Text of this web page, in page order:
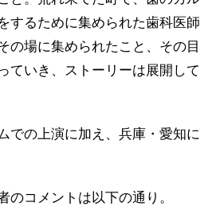
するために集められた歯科医師
の場に集められたこと、その目
ていき、ストーリーは展開して
での上演に加え、兵庫・愛知に
のコメントは以下の通り。